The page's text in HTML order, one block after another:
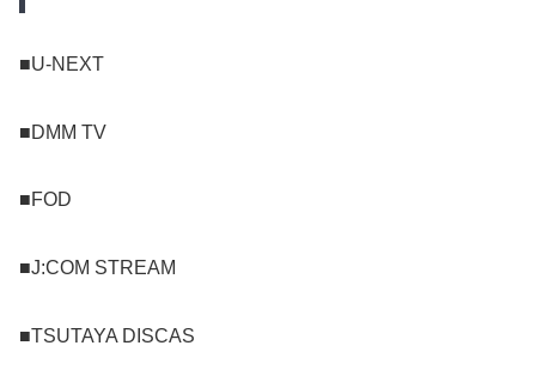
■U-NEXT
■DMM TV
■FOD
■J:COM STREAM
■TSUTAYA DISCAS